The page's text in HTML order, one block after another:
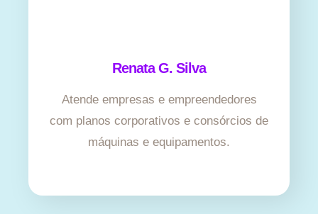
Renata G. Silva
Atende empresas e empreendedores
com planos corporativos e consórcios de
máquinas e equipamentos.